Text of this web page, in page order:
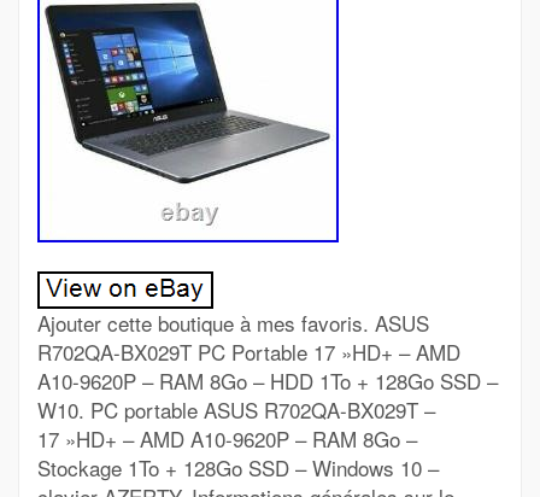
Ajouter cette boutique à mes favoris. ASUS
R702QA-BX029T PC Portable 17 »HD+ – AMD
A10-9620P – RAM 8Go – HDD 1To + 128Go SSD –
W10. PC portable ASUS R702QA-BX029T –
17 »HD+ – AMD A10-9620P – RAM 8Go –
Stockage 1To + 128Go SSD – Windows 10 –